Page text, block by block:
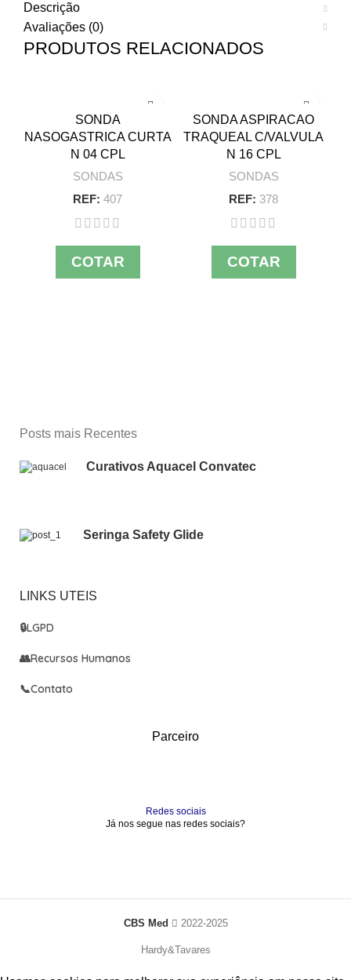
Descrição
Avaliações (0)
PRODUTOS RELACIONADOS
SONDA
NASOGASTRICA CURTA
N 04 CPL
SONDAS
REF: 407
COTAR
SONDA ASPIRACAO
TRAQUEAL C/VALVULA
N 16 CPL
SONDAS
REF: 378
COTAR
Posts mais Recentes
Curativos Aquacel Convatec
Seringa Safety Glide
LINKS UTEIS
🔒LGPD
👥Recursos Humanos
📞Contato
Parceiro
Redes sociais
Já nos segue nas redes sociais?
CBS Med 2022-2025
Hardy&Tavares